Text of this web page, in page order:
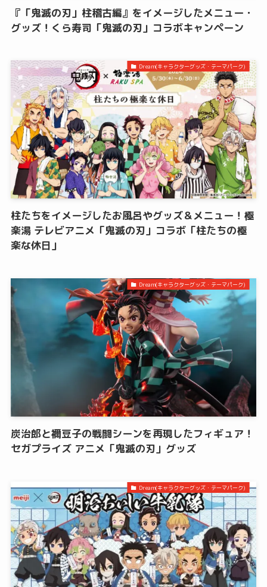
『「鬼滅の刃」柱稽古編』をイメージしたメニュー・
グッズ！くら寿司「鬼滅の刃」コラボキャンペーン
Dream(キャラクターグッズ・テーマパーク)
柱たちをイメージしたお風呂やグッズ＆メニュー！極
楽湯 テレビアニメ「鬼滅の刃」コラボ「柱たちの極
楽な休日」
Dream(キャラクターグッズ・テーマパーク)
炭治郎と禰󠄀豆子の戦闘シーンを再現したフィギュア！
セガプライズ アニメ「鬼滅の刃」グッズ
Dream(キャラクターグッズ・テーマパーク)